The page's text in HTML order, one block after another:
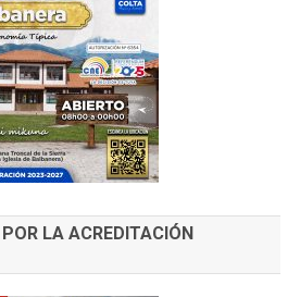
LA ACREDITACIÓN